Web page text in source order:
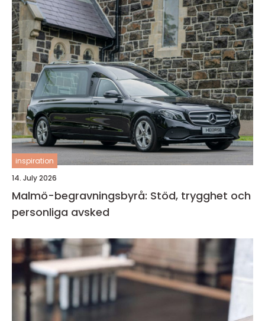
inspiration
14. July 2026
Malmö-begravningsbyrå: Stöd, trygghet och
personliga avsked